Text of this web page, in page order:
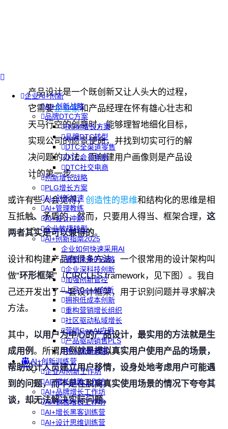
企业AI+创新
AI+创新战略
品牌DTC方案
RGM增长方案
品牌DTC转型
DTC全渠道零售
DTC会员电商
DTC社交电商
创新增长战略
PLG增长方案
AI+创新加速
AI+管理教练
AI+设计冲刺
企业敏捷转型
AI+创新指南2025
企业如何快速采用AI
重塑未来的战略
企业深科技创新
加强创新管控
上马GenAI创新
拥抱低成本创新
重构营销增长组织
社区驱动私域增长
营销GenAI应用
产品驱动销售PLS
导入创新运营
AI+创新训练营
企业AI创新工作坊
AI+增长战略工作坊
AI+品牌增长工作坊
AI+销售增长工作坊
AI+增长黑客训练营
AI+设计思维训练营
产品设计是一个既创新又让人头大的过程，
它需要企业家和 产品经理在怀有雄心壮志和
天马行空的创意时，能够理智地细化目标，
实现公司的愿景使命，并找到切实可行的解
决问题的办法。而创建用户画像则是产品设
计的第一步。
或许有些人会觉得，创造性的思维和结构化的思维是相
互抵触、矛盾的，然而，只要用人得当、框架合理， 这
两者其实是可以兼得的。
设计和构建产品有很多方法，一个很常用的设计架构叫
做“环形框架”（CIRCLES framework，见下图）。我自
己还开发出了一套设计框架，用于识别问题并寻求解决
方法。
其中， 以用户为中心的产品设计，最实用的方法就是生
成用例。所谓用例就是模拟真实用户使用产品的场景，
帮助设计人员建立用户移情，设身处地考虑用户可能遇
到的问题，而不是在脱离真实使用场景的情况下夸夸其
谈，却无法解决实际问题。